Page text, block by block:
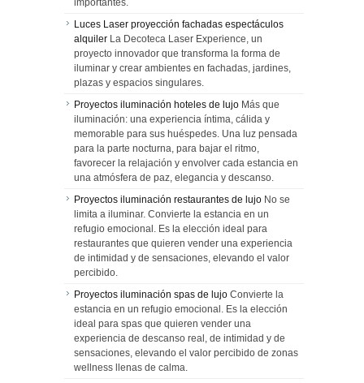
importantes.
Luces Laser proyección fachadas espectáculos
alquiler La Decoteca Laser Experience, un
proyecto innovador que transforma la forma de
iluminar y crear ambientes en fachadas, jardines,
plazas y espacios singulares.
Proyectos iluminación hoteles de lujo Más que
iluminación: una experiencia íntima, cálida y
memorable para sus huéspedes. Una luz pensada
para la parte nocturna, para bajar el ritmo,
favorecer la relajación y envolver cada estancia en
una atmósfera de paz, elegancia y descanso.
Proyectos iluminación restaurantes de lujo No se
limita a iluminar. Convierte la estancia en un
refugio emocional. Es la elección ideal para
restaurantes que quieren vender una experiencia
de intimidad y de sensaciones, elevando el valor
percibido.
Proyectos iluminación spas de lujo Convierte la
estancia en un refugio emocional. Es la elección
ideal para spas que quieren vender una
experiencia de descanso real, de intimidad y de
sensaciones, elevando el valor percibido de zonas
wellness llenas de calma.